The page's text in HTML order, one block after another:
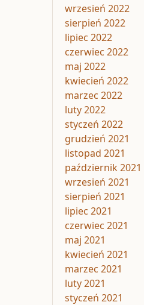
wrzesień 2022
sierpień 2022
lipiec 2022
czerwiec 2022
maj 2022
kwiecień 2022
marzec 2022
luty 2022
styczeń 2022
grudzień 2021
listopad 2021
październik 2021
wrzesień 2021
sierpień 2021
lipiec 2021
czerwiec 2021
maj 2021
kwiecień 2021
marzec 2021
luty 2021
styczeń 2021